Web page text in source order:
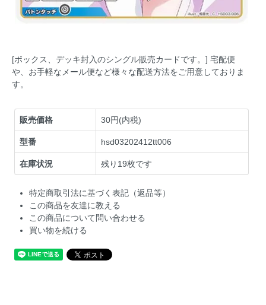
[ボックス、デッキ封入のシングル販売カードです。] 宅配便
や、お手軽なメール便など様々な配送方法をご用意しておりま
す。
販売価格 30円(内税)
型番 hsd03202412tt006
在庫状況 残り19枚です
特定商取引法に基づく表記（返品等）
この商品を友達に教える
この商品について問い合わせる
買い物を続ける